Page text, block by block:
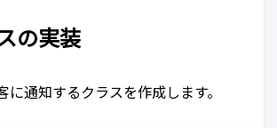
の実装
に通知するクラスを作成します。